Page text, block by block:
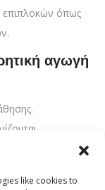
like cookies to
επιπλοκών όπως
αγωγή
ζωής,